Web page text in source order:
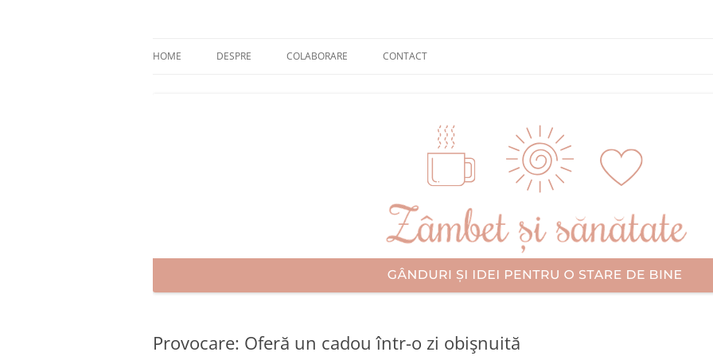
HOME DESPRE COLABORARE CONTACT
Provocare: Oferă un cadou într-o zi obişnuită